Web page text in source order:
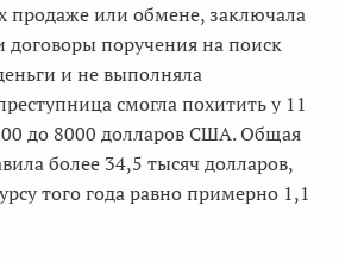
продаже или обмене, заключала
поручения на поиск
и не выполняла
смогла похитить у 11
до 8000 долларов США. Общая
более 34,5 тысяч долларов,
того года равно примерно 1,1